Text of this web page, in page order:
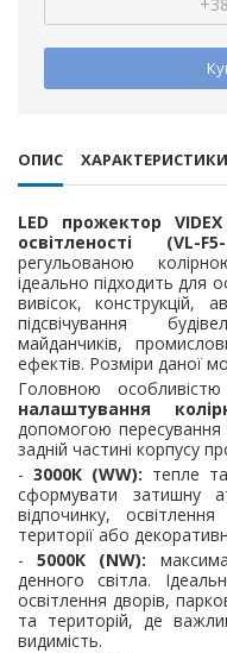
ОПИС ХАРАКТЕРИСТИКИ
LED прожектор
освітленості (VL-F5-
регульованою
ідеально підходить для
вивісок, конструкцій,
підсвічування
майданчиків,
ефектів. Розміри даної
Головною
налаштування
допомогою пересування
задній частині корпусу
- 3000К (WW): тепле
сформувати затишну
відпочинку,
території або
-5000К (NW):
денного світла.
освітлення дворів,
та територій, де
видимість.